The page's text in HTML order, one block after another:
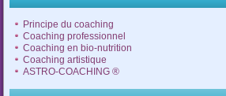
Principe du coaching
Coaching professionnel
Coaching en bio-nutrition
Coaching artistique
ASTRO-COACHING ®